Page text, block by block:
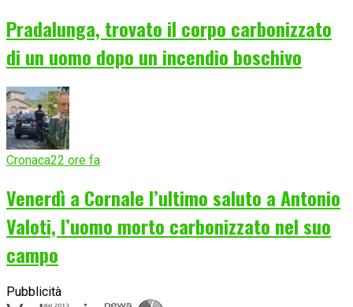
Pradalunga, trovato il corpo carbonizzato
di un uomo dopo un incendio boschivo
Cronaca22 ore fa
Venerdì a Cornale l’ultimo saluto a Antonio
Valoti, l’uomo morto carbonizzato nel suo
campo
Pubblicità